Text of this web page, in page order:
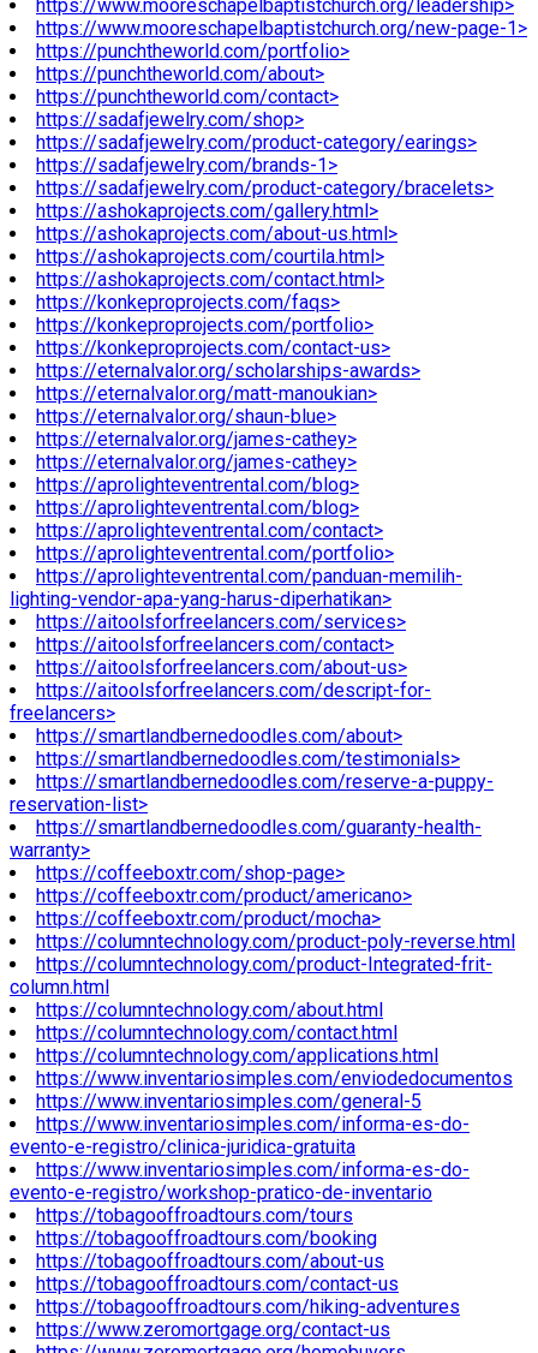
https://www.mooreschapelbaptistchurch.org/leadership>
https://www.mooreschapelbaptistchurch.org/new-page-1>
https://punchtheworld.com/portfolio>
https://punchtheworld.com/about>
https://punchtheworld.com/contact>
https://sadafjewelry.com/shop>
https://sadafjewelry.com/product-category/earings>
https://sadafjewelry.com/brands-1>
https://sadafjewelry.com/product-category/bracelets>
https://ashokaprojects.com/gallery.html>
https://ashokaprojects.com/about-us.html>
https://ashokaprojects.com/courtila.html>
https://ashokaprojects.com/contact.html>
https://konkeproprojects.com/faqs>
https://konkeproprojects.com/portfolio>
https://konkeproprojects.com/contact-us>
https://eternalvalor.org/scholarships-awards>
https://eternalvalor.org/matt-manoukian>
https://eternalvalor.org/shaun-blue>
https://eternalvalor.org/james-cathey>
https://eternalvalor.org/james-cathey>
https://aprolighteventrental.com/blog>
https://aprolighteventrental.com/blog>
https://aprolighteventrental.com/contact>
https://aprolighteventrental.com/portfolio>
https://aprolighteventrental.com/panduan-memilih-
lighting-vendor-apa-yang-harus-diperhatikan>
https://aitoolsforfreelancers.com/services>
https://aitoolsforfreelancers.com/contact>
https://aitoolsforfreelancers.com/about-us>
https://aitoolsforfreelancers.com/descript-for-
freelancers>
https://smartlandbernedoodles.com/about>
https://smartlandbernedoodles.com/testimonials>
https://smartlandbernedoodles.com/reserve-a-puppy-
reservation-list>
https://smartlandbernedoodles.com/guaranty-health-
warranty>
https://coffeeboxtr.com/shop-page>
https://coffeeboxtr.com/product/americano>
https://coffeeboxtr.com/product/mocha>
https://columntechnology.com/product-poly-reverse.html
https://columntechnology.com/product-Integrated-frit-
column.html
https://columntechnology.com/about.html
https://columntechnology.com/contact.html
https://columntechnology.com/applications.html
https://www.inventariosimples.com/enviodedocumentos
https://www.inventariosimples.com/general-5
https://www.inventariosimples.com/informa-es-do-
evento-e-registro/clinica-juridica-gratuita
https://www.inventariosimples.com/informa-es-do-
evento-e-registro/workshop-pratico-de-inventario
https://tobagooffroadtours.com/tours
https://tobagooffroadtours.com/booking
https://tobagooffroadtours.com/about-us
https://tobagooffroadtours.com/contact-us
https://tobagooffroadtours.com/hiking-adventures
https://www.zeromortgage.org/contact-us